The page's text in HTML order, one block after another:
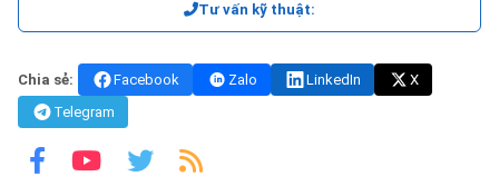
Tư vấn kỹ thuật:
Chia sẻ: Facebook Zalo LinkedIn
X
Telegram